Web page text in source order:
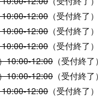
12:00 （受付終了）
12:00 （受付終了）
12:00 （受付終了）
10:00-12:00 （受付終了）
10:00-12:00 （受付終了）
12:00 （受付終了）